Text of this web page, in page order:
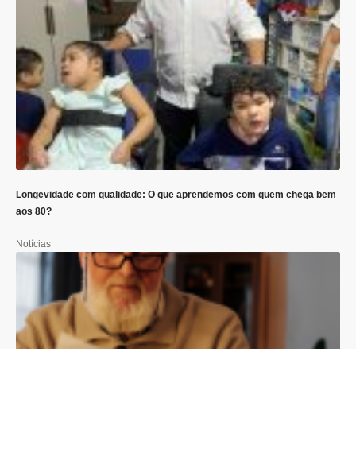
Longevidade com qualidade: O que aprendemos com quem chega bem
aos 80?
Notícias